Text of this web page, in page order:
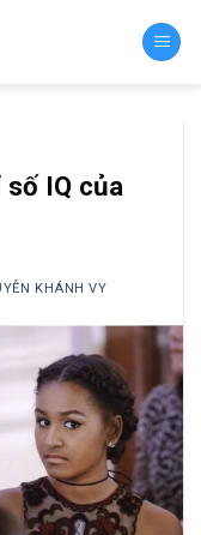
IQ của
KHÁNH VY